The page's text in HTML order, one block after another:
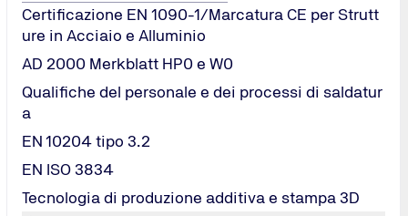
Certificazione EN 1090-1/Marcatura CE per Strutt
ure in Acciaio e Alluminio
AD 2000 Merkblatt HP0 e W0
Qualifiche del personale e dei processi di saldatur
a
EN 10204 tipo 3.2
EN ISO 3834
Tecnologia di produzione additiva e stampa 3D
rifiuti, la riduzione dei consumi energetici e il riutilizzo